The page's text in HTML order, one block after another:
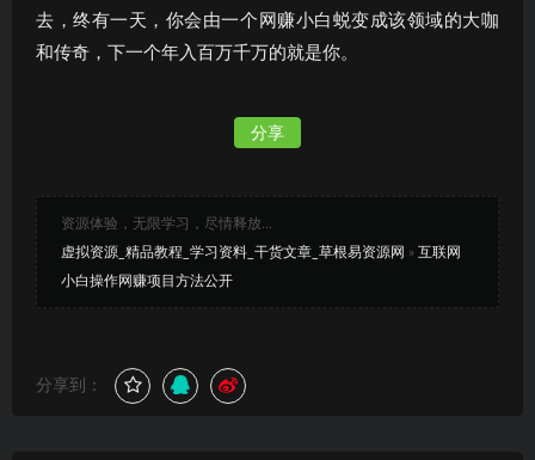
去，终有一天，你会由一个网赚小白蜕变成该领域的大咖
和传奇，下一个年入百万千万的就是你。
分享
资源体验，无限学习，尽情释放...
虚拟资源_精品教程_学习资料_干货文章_草根易资源网 » 互联网
小白操作网赚项目方法公开
分享到：